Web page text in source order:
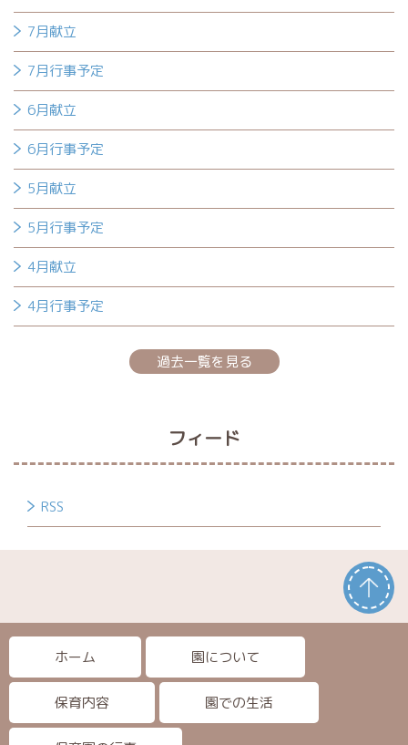
7月献立
7月行事予定
6月献立
6月行事予定
5月献立
5月行事予定
4月献立
4月行事予定
過去一覧を見る
フィード
RSS
ホーム 園について
保育内容 園での生活